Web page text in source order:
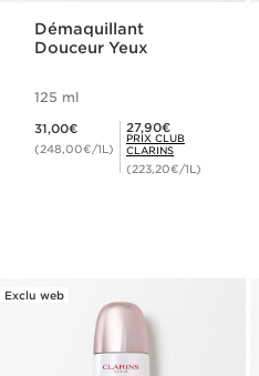
Démaquillant
Douceur Yeux
125 ml
31,00€
(248,00€/1L)
Prix Club Clarins 27,90€
27,90€
PRIX CLUB
CLARINS
(223,20€/1L)
Exclu web